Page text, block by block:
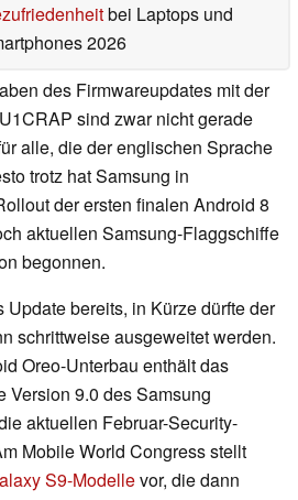
bei Laptops und
2026
des Firmwareupdates mit der
sind zwar nicht gerade
alle, die der englischen Sprache
trotz hat Samsung in
der ersten finalen Android 8
aktuellen Samsung-Flaggschiffe
begonnen.
Update bereits, in Kürze dürfte der
schrittweise ausgeweitet werden.
Oreo-Unterbau enthält das
Version 9.0 des Samsung
aktuellen Februar-Security-
Mobile World Congress stellt
S9-Modellevor, die dann